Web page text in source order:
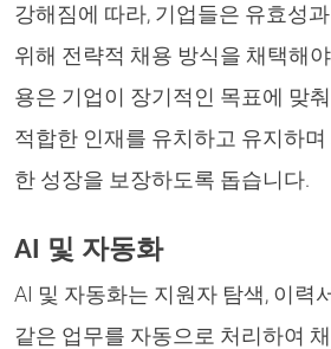
강해짐에 따라, 기업들은 유효성
위해 전략적 채용 방식을 채택해
용은 기업이 장기적인 목표에 맞
적합한 인재를 유치하고 유지하
한 성장을 보장하도록 돕습니다.
AI 및 자동화
AI 및 자동화는 지원자 탐색, 이력
같은 업무를 자동으로 처리하여